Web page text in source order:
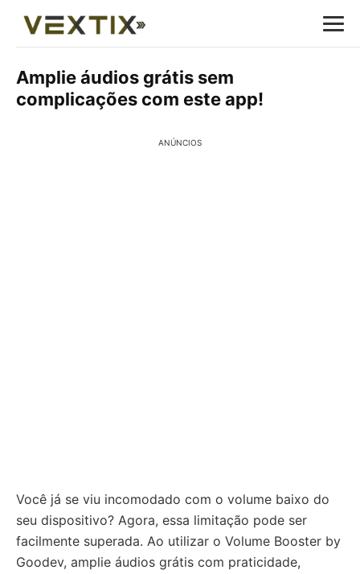
Amplie áudios grátis sem
complicações com este app!
ANÚNCIOS
Você já se viu incomodado com o volume baixo do
seu dispositivo? Agora, essa limitação pode ser
facilmente superada. Ao utilizar o Volume Booster by
Goodev, amplie áudios grátis com praticidade,